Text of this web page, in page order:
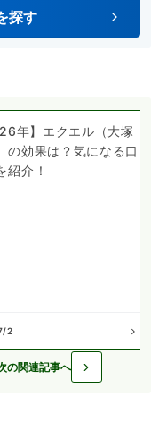
探す
年】エクエル（大塚
の効果は？気になる口
紹介！
2
の関連記事へ